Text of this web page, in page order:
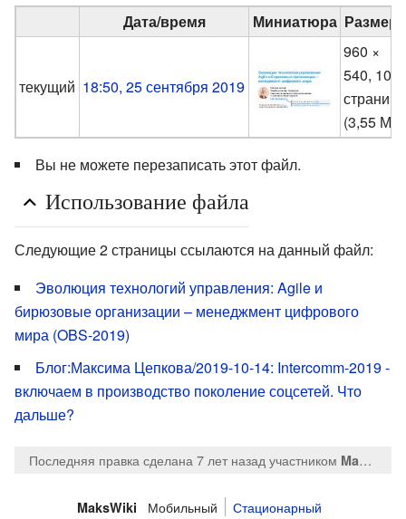
Дата/время Миниатюра
текущий 18:50, 25 сентября 2019
960 ×
540, 108
страниц
(3,55 МБ)
Вы не можете перезаписать этот файл.
Использование файла
Следующие 2 страницы ссылаются на данный файл:
Эволюция технологий управления: Agile и
бирюзовые организации – менеджмент цифрового
мира (OBS-2019)
Блог:Максима Цепкова/2019-10-14: Intercomm-2019 -
включаем в производство поколение соцсетей. Что
дальше?
Последняя правка сделана 7 лет назад участником MaksTsepkov
MaksWiki Мобильный Стационарный